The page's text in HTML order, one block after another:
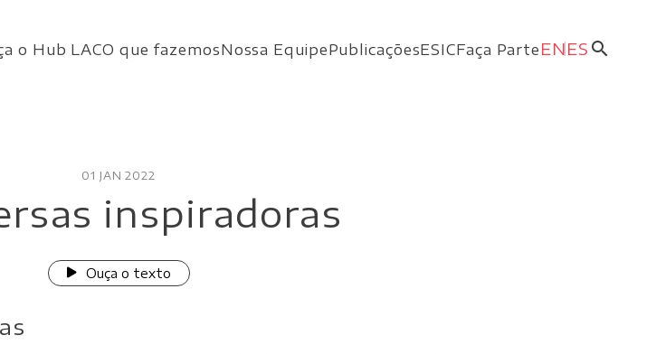
o Hub LACO que fazemosNossa EquipePublicaçõesESICFaça Parte ENES search
01 JAN 2022
inspiradoras
Ouça o texto